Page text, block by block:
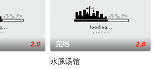
2.0 完结 2.0
水豚汤馆